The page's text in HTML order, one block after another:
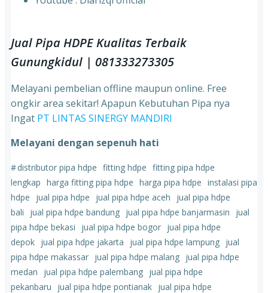
Jual Pipa HDPE Kualitas Terbaik
Gunungkidul | 081333273305
Melayani pembelian offline maupun online. Free
ongkir area sekitar! Apapun Kebutuhan Pipa nya
Ingat PT LINTAS SINERGY MANDIRI
Melayani dengan sepenuh hati
#distributor pipa hdpe fitting hdpe fitting pipa hdpe
lengkap harga fitting pipa hdpe harga pipa hdpe instalasi pipa
hdpe
jual pipa hdpe jual pipa hdpe aceh
jual pipa hdpe
bali
jual pipa hdpe bandung jual pipa hdpe banjarmasin
jual
pipa hdpe bekasi
jual pipa hdpe bogor jual pipa hdpe
depok jual pipa hdpe jakarta jual pipa hdpe lampung jual
pipa hdpe makassar jual pipa hdpe malang jual pipa hdpe
medan
jual pipa hdpe palembang jual pipa hdpe
pekanbaru
jual pipa hdpe pontianak jual pipa hdpe